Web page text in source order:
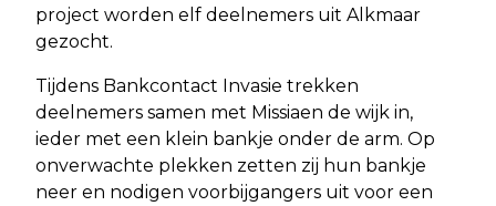
project worden elf deelnemers uit Alkmaar
gezocht.
Tijdens Bankcontact Invasie trekken
deelnemers samen met Missiaen de wijk in,
ieder met een klein bankje onder de arm. Op
onverwachte plekken zetten zij hun bankje
neer en nodigen voorbijgangers uit voor een